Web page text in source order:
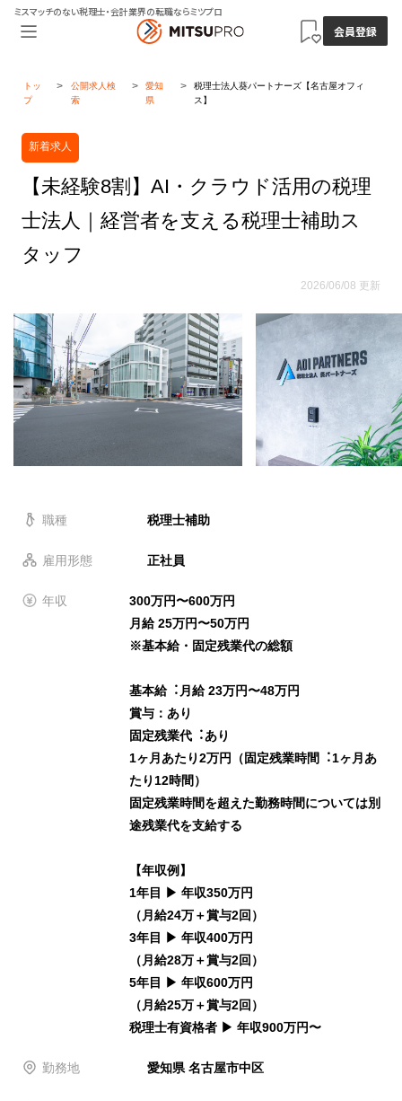
ミスマッチのない税理士・会計業界の転職ならミツプロ
会員登録
トッ
プ
公開求人検
索
愛知
県
税理士法人葵パートナーズ【名古屋オフィ
ス】
新着求人
【未経験8割】AI・クラウド活用の税理
士法人｜経営者を支える税理士補助ス
タッフ
2026/06/08 更新
職種 税理士補助
雇用形態 正社員
年収
300万円〜600万円
⽉給 25万円〜50万円
※基本給・固定残業代の総額
基本給︓⽉給 23万円〜48万円
賞与：あり
固定残業代︓あり
1ヶ⽉あたり2万円（固定残業時間︓1ヶ⽉あ
たり12時間）
固定残業時間を超えた勤務時間については別
途残業代を⽀給する
【年収例】
1年⽬ ▶ 年収350万円
（⽉給24万＋賞与2回）
3年⽬ ▶ 年収400万円
（⽉給28万＋賞与2回）
5年⽬ ▶ 年収600万円
（⽉給25万＋賞与2回）
税理⼠有資格者 ▶ 年収900万円〜
勤務地 愛知県 名古屋市中区